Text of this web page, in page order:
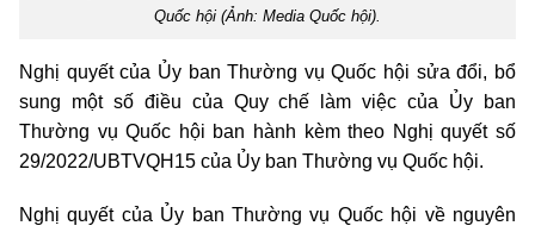
Quốc hội (Ảnh: Media Quốc hội).
Nghị quyết của Ủy ban Thường vụ Quốc hội sửa đổi, bổ
sung một số điều của Quy chế làm việc của Ủy ban
Thường vụ Quốc hội ban hành kèm theo Nghị quyết số
29/2022/UBTVQH15 của Ủy ban Thường vụ Quốc hội.
Nghị quyết của Ủy ban Thường vụ Quốc hội về nguyên